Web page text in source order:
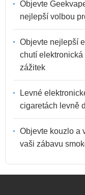
Objevte
nejlepší volbou
Objevte nejlepší
chutí
zážitek
Levné
cigaretách levně
Objevte kouzlo a
vaši zábavu